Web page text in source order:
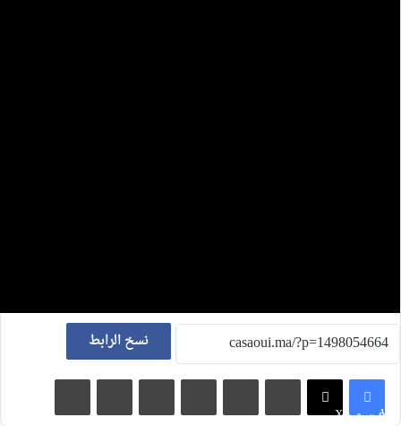
نسخ الرابط
فيسبوك
X
لينكدإن بينتيريست